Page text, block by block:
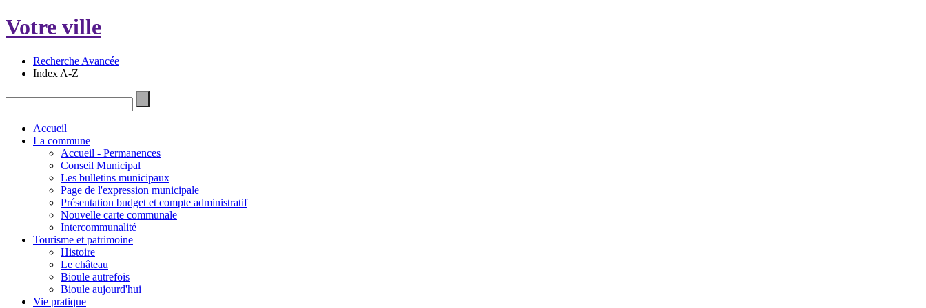
Votre ville
Recherche Avancée
Index A-Z
Accueil
La commune
Accueil - Permanences
Conseil Municipal
Les bulletins municipaux
Page de l'expression municipale
Présentation budget et compte administratif
Nouvelle carte communale
Intercommunalité
Tourisme et patrimoine
Histoire
Le château
Bioule autrefois
Bioule aujourd'hui
Vie pratique